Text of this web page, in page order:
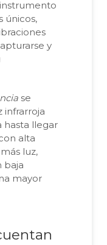
únicos,
y
se
infrarroja
hasta llegar
alta
luz,
baja
mayor